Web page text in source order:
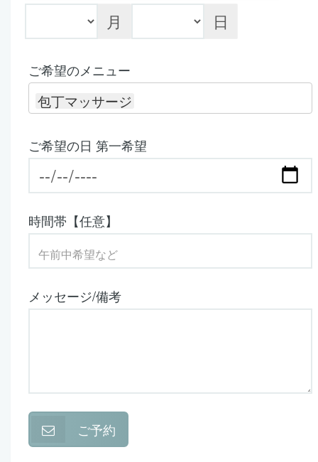
月
日
ご希望のメニュー
包丁マッサージ
ご希望の日 第一希望
時間帯【任意】
メッセージ/備考
ご予約